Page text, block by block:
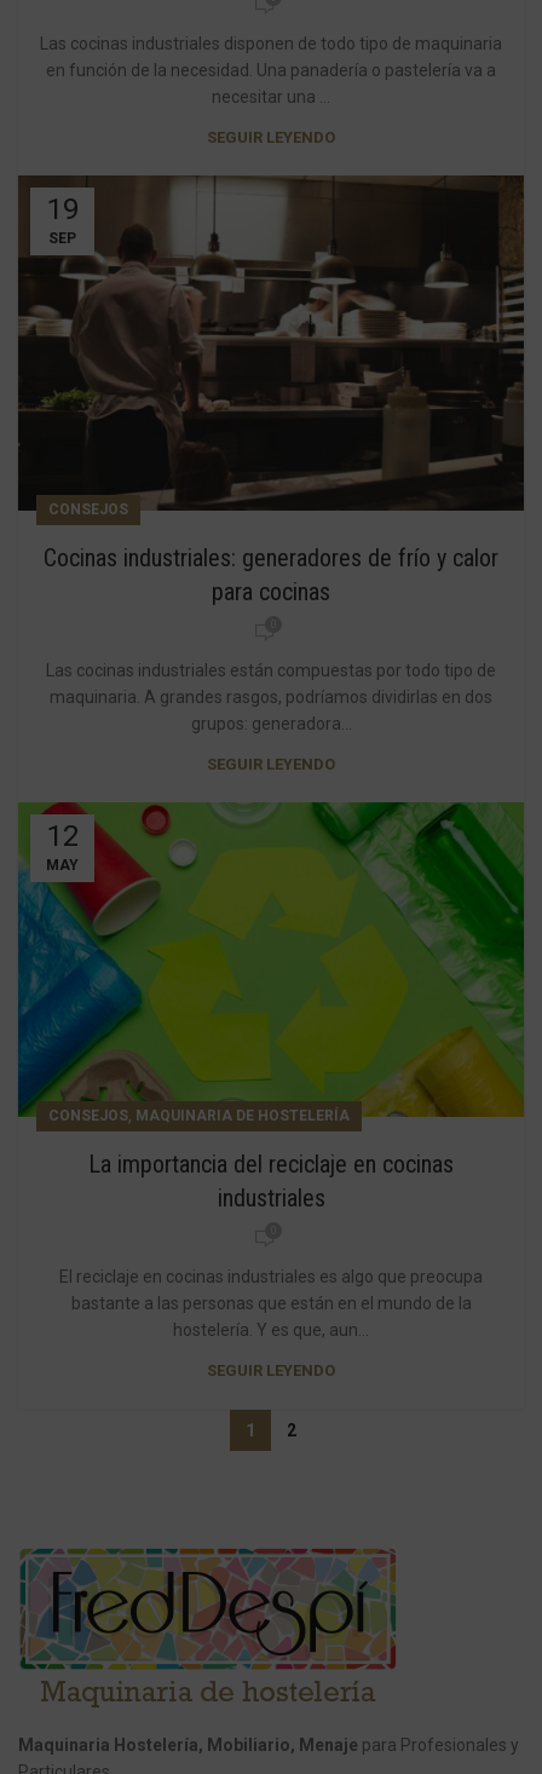
Las cocinas industriales disponen de todo tipo de maquinaria
en función de la necesidad. Una panadería o pastelería va a
necesitar una ...
SEGUIR LEYENDO
19
SEP
CONSEJOS
Cocinas industriales: generadores de frío y calor
para cocinas
Las cocinas industriales están compuestas por todo tipo de
maquinaria. A grandes rasgos, podríamos dividirlas en dos
grupos: generadora...
SEGUIR LEYENDO
12
MAY
CONSEJOS, MAQUINARIA DE HOSTELERÍA
La importancia del reciclaje en cocinas
industriales
El reciclaje en cocinas industriales es algo que preocupa
bastante a las personas que están en el mundo de la
hostelería. Y es que, aun...
SEGUIR LEYENDO
1 2
Maquinaria Hostelería, Mobiliario, Menaje para Profesionales y